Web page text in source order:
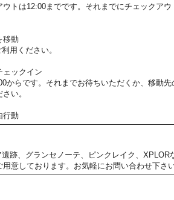
トは12:00までです。それまでにチェックアウ
移動
用ください。
ェックイン
からです。それまでお待ちいただくか、移動先
い。
行動
跡、グランセノーテ、ピンクレイク、XPLOR
意しております。お気軽にお問い合わせ下さい